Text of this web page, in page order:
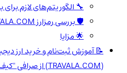
🔧 الگوریتم‌های لازم برای
🛡️ بررسی رمزارز TRAVALA.COM از نظر امنیت
🌟 مزایا
📝 آموزش ثبت‌نام و خرید ارز